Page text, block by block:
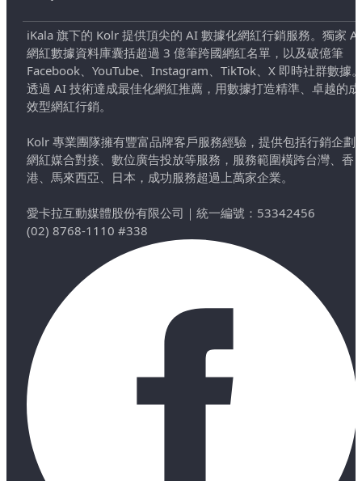
iKala 旗下的 Kolr 提供頂尖的 AI 數據化網紅行銷服務。獨家 AI
網紅數據資料庫囊括超過 3 億筆跨國網紅名單，以及破億筆
Facebook、YouTube、Instagram、TikTok、X 即時社群數據
透過 AI 技術達成最佳化網紅推薦，用數據打造精準、卓越的成
效型網紅行銷。
Kolr 專業團隊擁有豐富品牌客戶服務經驗，提供包括行銷企劃
網紅媒合對接、數位廣告投放等服務，服務範圍橫跨台灣、香
港、馬來西亞、日本，成功服務超過上萬家企業。
愛卡拉互動媒體股份有限公司 ｜ 統一編號：53342456
(02) 8768-1110 #338